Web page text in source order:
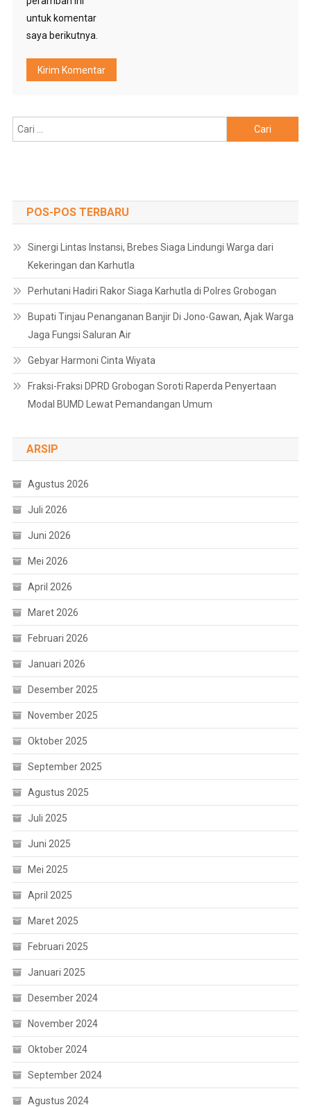
untuk komentar
saya berikutnya.
untuk:
POS-POS TERBARU
Sinergi Lintas Instansi, Brebes Siaga Lindungi Warga dari
Kekeringan dan Karhutla
Perhutani Hadiri Rakor Siaga Karhutla di Polres Grobogan
Bupati Tinjau Penanganan Banjir Di Jono-Gawan, Ajak Warga
Jaga Fungsi Saluran Air
Gebyar Harmoni Cinta Wiyata
Fraksi-Fraksi DPRD Grobogan Soroti Raperda Penyertaan
Modal BUMD Lewat Pemandangan Umum
ARSIP
Agustus 2026
Juli 2026
Juni 2026
Mei 2026
April 2026
Maret 2026
Februari 2026
Januari 2026
Desember 2025
November 2025
Oktober 2025
September 2025
Agustus 2025
Juli 2025
Juni 2025
Mei 2025
April 2025
Maret 2025
Februari 2025
Januari 2025
Desember 2024
November 2024
Oktober 2024
September 2024
Agustus 2024